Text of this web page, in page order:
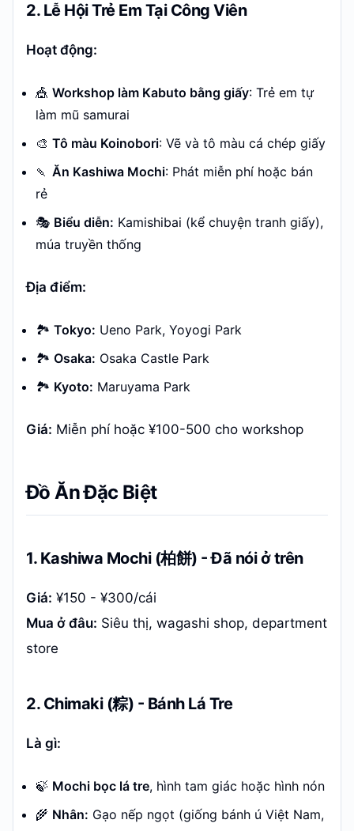
2. Lễ Hội Trẻ Em Tại Công Viên
Hoạt động:
🎪 Workshop làm Kabuto bằng giấy: Trẻ em tự
làm mũ samurai
🎨 Tô màu Koinobori: Vẽ và tô màu cá chép giấy
🍡 Ăn Kashiwa Mochi: Phát miễn phí hoặc bán
rẻ
🎭 Biểu diễn: Kamishibai (kể chuyện tranh giấy),
múa truyền thống
Địa điểm:
🏞️ Tokyo: Ueno Park, Yoyogi Park
🏞️ Osaka: Osaka Castle Park
🏞️ Kyoto: Maruyama Park
Giá: Miễn phí hoặc ¥100-500 cho workshop
Đồ Ăn Đặc Biệt
1. Kashiwa Mochi (柏餅) - Đã nói ở trên
Giá: ¥150 - ¥300/cái
Mua ở đâu: Siêu thị, wagashi shop, department
store
2. Chimaki (粽) - Bánh Lá Tre
Là gì:
🍃 Mochi bọc lá tre, hình tam giác hoặc hình nón
🌾 Nhân: Gạo nếp ngọt (giống bánh ú Việt Nam,